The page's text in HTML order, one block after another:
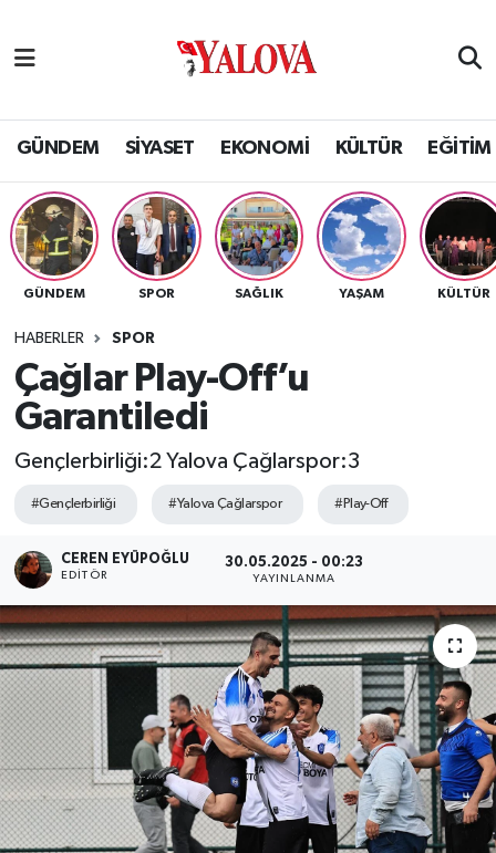
GÜNDEM SİYASET EKONOMİ KÜLTÜR EĞİTİM
GÜNDEM SPOR SAĞLIK YAŞAM KÜLTÜR
HABERLER SPOR
Çağlar Play-Off’u
Garantiledi
Gençlerbirliği:2 Yalova Çağlarspor:3
#Gençlerbirliği #Yalova Çağlarspor #Play-Off
CEREN EYÜPOĞLU
EDITÖR
30.05.2025 - 00:23
YAYINLANMA
SİYASET
EKONOMİ
KÜLTÜR
BİLİM VE TEKNOLOJİ
ASAYİŞ
SAĞLIK
İLÇELERİMİZ
RESMİ İLAN
Yalova Nöbetçi Eczaneler
Yalova Hava Durumu
Yalova Namaz Vakitleri
Yalova Trafik Yoğunluk Haritası
Tüm Manşetler
Son Dakika Haberleri
Haber Arşivi